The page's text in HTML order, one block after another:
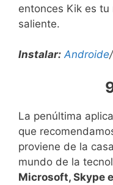
entonces Kik es tu
saliente.
Instalar: Androide/
La penúltima
que
proviene de la
mundo de la
Microsoft, Skype